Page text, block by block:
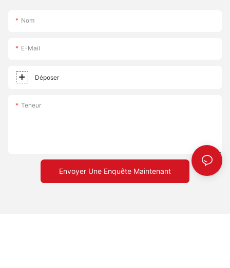
Nom
E-Mail
Déposer
Teneur
Envoyer Une Enquête Maintenant